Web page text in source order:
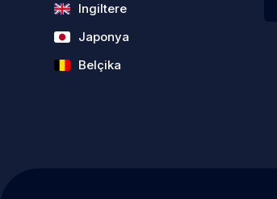
Ingiltere
Japonya
Belçika